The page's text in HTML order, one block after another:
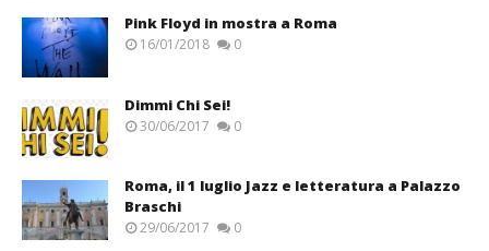
Pink Floyd in mostra a Roma
16/01/2018 0
Dimmi Chi Sei!
30/06/2017 0
Roma, il 1 luglio Jazz e letteratura a Palazzo
Braschi
29/06/2017 0